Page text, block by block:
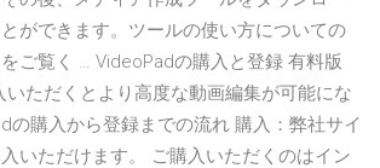
ができます。ツールの使い方についての
ご覧く … VideoPadの購入と登録 有料版
いただくとより高度な動画編集が可能にな
の購入から登録までの流れ 購入：弊社サイ
いただけます。 ご購入いただくのはイン